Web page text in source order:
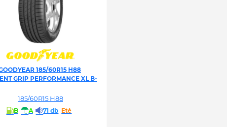
185/60R15 H88
GRIP PERFORMANCE XL B-
185/60R15 H88
B A 71 db Eté